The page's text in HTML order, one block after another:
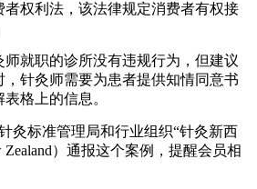
者权利法，该法律规定消费者有权接
师就职的诊所没有违规行为，但建议
针灸师需要为患者提供知情同意书
格上的信息。
灸标准管理局和行业组织“针灸新西
Zealand）通报这个案例，提醒会员相